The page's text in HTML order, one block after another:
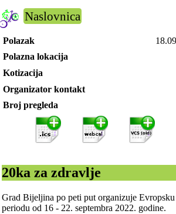
Naslovnica
Polazak
Polazna lokacija
Kotizacija
Organizator kontakt
Broj pregleda
20ka za zdravlje
Grad Bijeljina po peti put organizuje
periodu od 16 - 22. septembra 2022. godine.